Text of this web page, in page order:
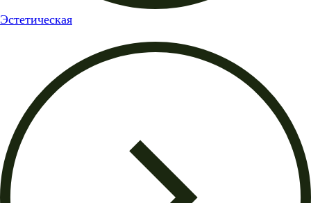
Эстетическая